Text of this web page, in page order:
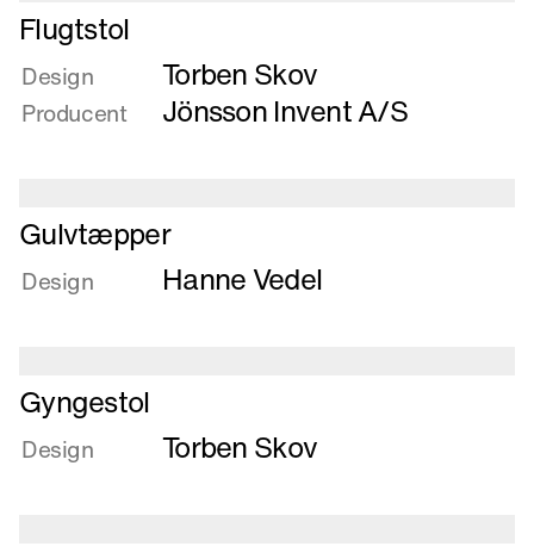
Læs
mere
om
Flugtstol
Flugtstol
Design Torben Skov
Producent Jönsson Invent A/S
Læs
mere
om
Gulvtæpper
Design Hanne Vedel
Læs
mere
om
Gyngestol
Design Torben Skov